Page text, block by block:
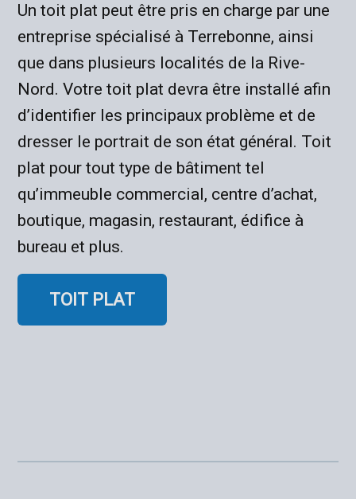
Un toit plat peut être pris en charge par une
entreprise spécialisé à Terrebonne, ainsi
que dans plusieurs localités de la Rive-
Nord. Votre toit plat devra être installé afin
d’identifier les principaux problème et de
dresser le portrait de son état général. Toit
plat pour tout type de bâtiment tel
qu’immeuble commercial, centre d’achat,
boutique, magasin, restaurant, édifice à
bureau et plus.
TOIT PLAT